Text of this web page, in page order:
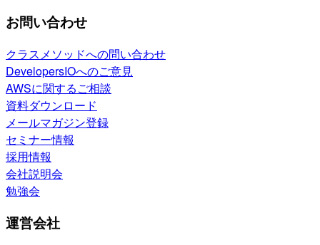
お問い合わせ
クラスメソッドへの問い合わせ
DevelopersIOへのご意見
AWSに関するご相談
資料ダウンロード
メールマガジン登録
セミナー情報
採用情報
会社説明会
勉強会
運営会社